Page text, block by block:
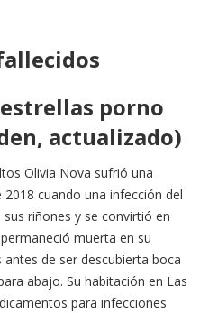
porno
actualizado)
Olivia Nova sufrió una
cuando una infección del
riñones y se convirtió en
muerta en su
de ser descubierta boca
abajo. Su habitación en Las
para infecciones